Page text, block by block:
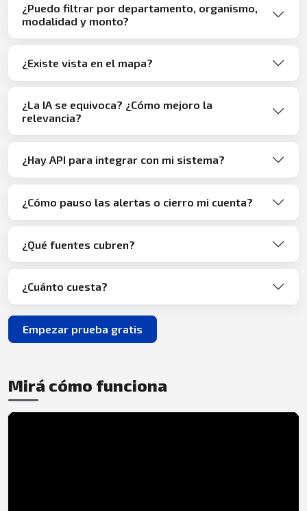
¿Puedo filtrar por departamento, organismo,
modalidad y monto?
¿Existe vista en el mapa?
¿La IA se equivoca? ¿Cómo mejoro la
relevancia?
¿Hay API para integrar con mi sistema?
¿Cómo pauso las alertas o cierro mi cuenta?
¿Qué fuentes cubren?
¿Cuánto cuesta?
Empezar prueba gratis
Mirá cómo funciona